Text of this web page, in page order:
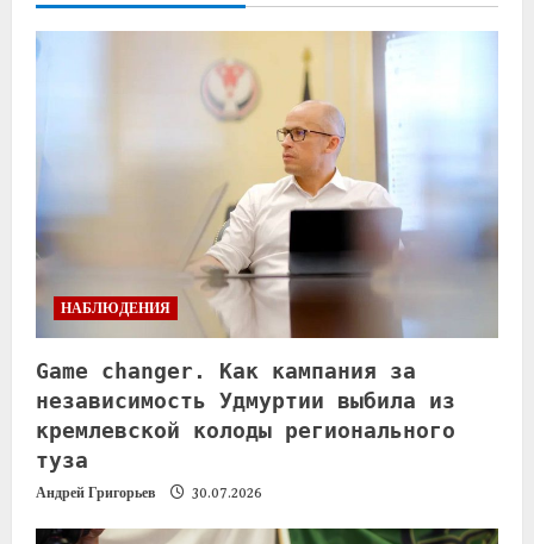
НАБЛЮДЕНИЯ
Game changer. Как кампания за
независимость Удмуртии выбила из
кремлевской колоды регионального
туза
Андрей Григорьев 30.07.2026